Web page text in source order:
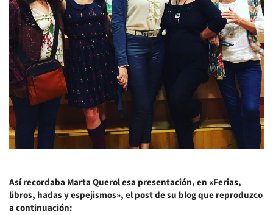
Así recordaba Marta Querol esa presentación, en «Ferias,
libros, hadas y espejismos», el post de su blog que reproduzco
a continuación: